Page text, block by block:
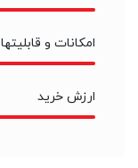
امکانات و قابلیتها
ارزش خرید